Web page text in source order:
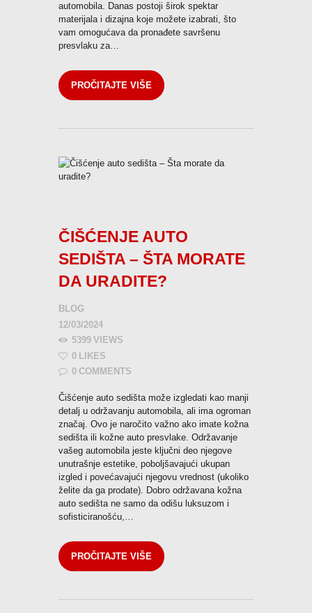
automobila. Danas postoji širok spektar
materijala i dizajna koje možete izabrati, što
vam omogućava da pronađete savršenu
presvlaku za…
PROČITAJTE VIŠE
ČIŠĆENJE AUTO
SEDIŠTA – ŠTA MORATE
DA URADITE?
BLOG
12/03/2024
5399 VIEWS
0 LIKES
0 COMMENTS
Čišćenje auto sedišta može izgledati kao manji
detalj u održavanju automobila, ali ima ogroman
značaj. Ovo je naročito važno ako imate kožna
sedišta ili kožne auto presvlake. Održavanje
vašeg automobila jeste ključni deo njegove
unutrašnje estetike, poboljšavajući ukupan
izgled i povećavajući njegovu vrednost (ukoliko
želite da ga prodate). Dobro održavana kožna
auto sedišta ne samo da odišu luksuzom i
sofisticiranošću,…
PROČITAJTE VIŠE